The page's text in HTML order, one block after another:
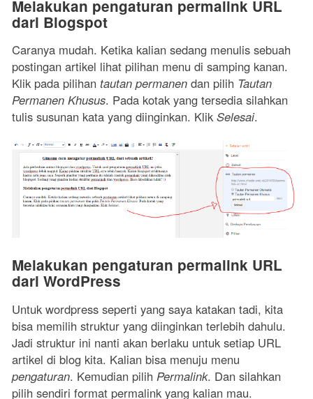
Melakukan pengaturan permalink URL
dari Blogspot
Caranya mudah. Ketika kalian sedang menulis sebuah
postingan artikel lihat pilihan menu di samping kanan.
Klik pada pilihan tautan permanen dan pilih Tautan
Permanen Khusus. Pada kotak yang tersedia silahkan
tulis susunan kata yang diinginkan. Klik Selesai.
Melakukan pengaturan permalink URL
dari WordPress
Untuk wordpress seperti yang saya katakan tadi, kita
bisa memilih struktur yang diinginkan terlebih dahulu.
Jadi struktur ini nanti akan berlaku untuk setiap URL
artikel di blog kita. Kalian bisa menuju menu
pengaturan. Kemudian pilih Permalink. Dan silahkan
pilih sendiri format permalink yang kalian mau.